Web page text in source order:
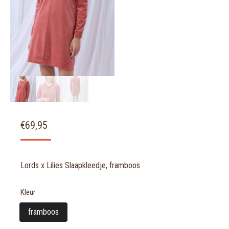
€69,95
Lords x Lilies Slaapkleedje, framboos
Kleur
framboos